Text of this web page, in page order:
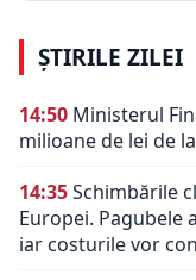
ȘTIRILE ZILEI
14:50 Ministerul
milioane de lei de
14:35Schimbările
Europei. Pagubele
iar costurile vor